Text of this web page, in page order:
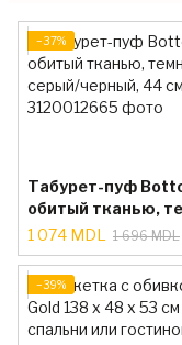
−37%
Табурет-пуф
обитый тканью,
серый/черный, 44
1 074 MDL 1 696 MDL
−39%